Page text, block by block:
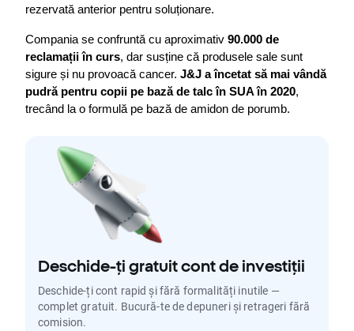
rezervată anterior pentru soluționare.
Compania se confruntă cu aproximativ 90.000 de
reclamații în curs, dar susține că produsele sale sunt
sigure și nu provoacă cancer. J&J a încetat să mai vândă
pudră pentru copii pe bază de talc în SUA în 2020,
trecând la o formulă pe bază de amidon de porumb.
Deschide-ți gratuit cont de investiții
Deschide-ți cont rapid și fără formalități inutile —
complet gratuit. Bucură-te de depuneri și retrageri fără
comision.